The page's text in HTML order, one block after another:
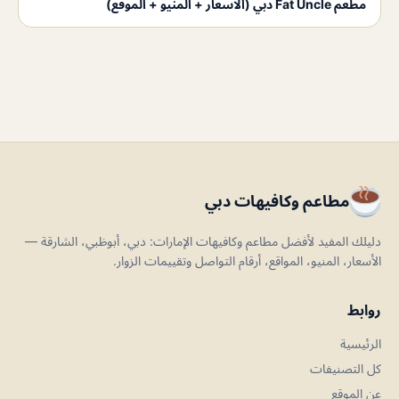
مطعم Fat Uncle دبي (الاسعار + المنيو + الموقع)
مطاعم وكافيهات دبي
دليلك المفيد لأفضل مطاعم وكافيهات الإمارات: دبي، أبوظبي، الشارقة —
الأسعار، المنيو، المواقع، أرقام التواصل وتقييمات الزوار.
روابط
الرئيسية
كل التصنيفات
عن الموقع